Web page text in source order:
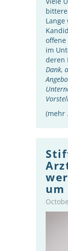
offene
im
deren
Dank,
(mehr
um